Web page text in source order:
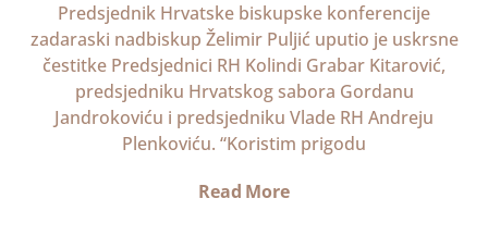
Predsjednik Hrvatske biskupske konferencije
zadaraski nadbiskup Želimir Puljić uputio je uskrsne
čestitke Predsjednici RH Kolindi Grabar Kitarović,
predsjedniku Hrvatskog sabora Gordanu
Jandrokoviću i predsjedniku Vlade RH Andreju
Plenkoviću. “Koristim prigodu
Read More